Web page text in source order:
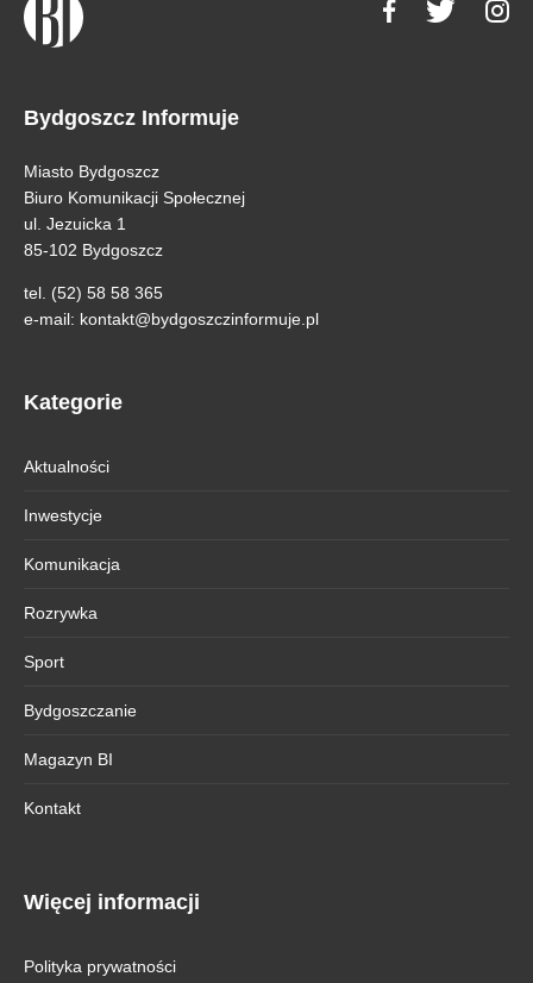
Bydgoszcz Informuje
Miasto Bydgoszcz
Biuro Komunikacji Społecznej
ul. Jezuicka 1
85-102 Bydgoszcz
tel. (52) 58 58 365
e-mail: kontakt@bydgoszczinformuje.pl
Kategorie
Aktualności
Inwestycje
Komunikacja
Rozrywka
Sport
Bydgoszczanie
Magazyn BI
Kontakt
Więcej informacji
Polityka prywatności